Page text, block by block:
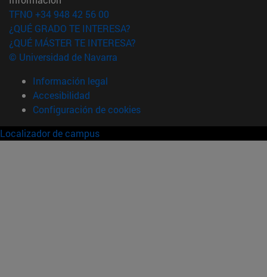
TFNO +34 948 42 56 00
¿QUÉ GRADO TE INTERESA?
¿QUÉ MÁSTER TE INTERESA?
© Universidad de Navarra
Información legal
Accesibilidad
Configuración de cookies
Localizador de campus